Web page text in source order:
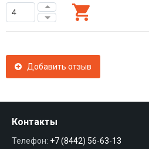
Добавить отзыв
Контакты
Телефон: +7 (8442) 56-63-13